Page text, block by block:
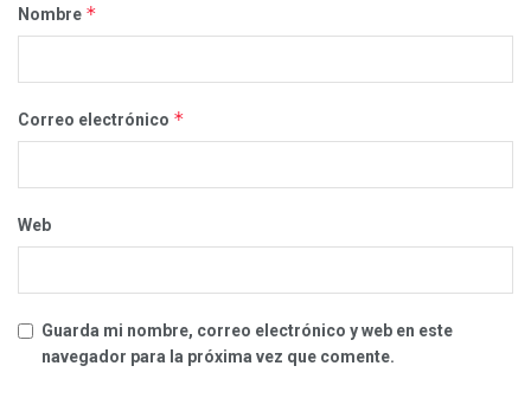
Nombre *
Correo electrónico *
Web
Guarda mi nombre, correo electrónico y web en este
navegador para la próxima vez que comente.